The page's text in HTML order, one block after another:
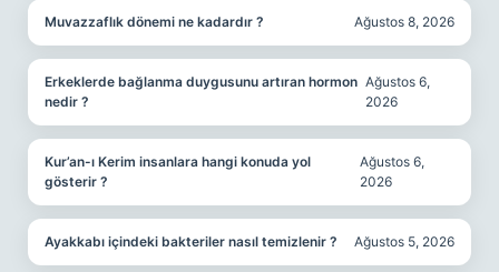
Muvazzaflık dönemi ne kadardır ? Ağustos 8, 2026
Erkeklerde bağlanma duygusunu artıran hormon
nedir ?
Ağustos 6,
2026
Kur’an-ı Kerim insanlara hangi konuda yol
gösterir ?
Ağustos 6,
2026
Ayakkabı içindeki bakteriler nasıl temizlenir ? Ağustos 5, 2026